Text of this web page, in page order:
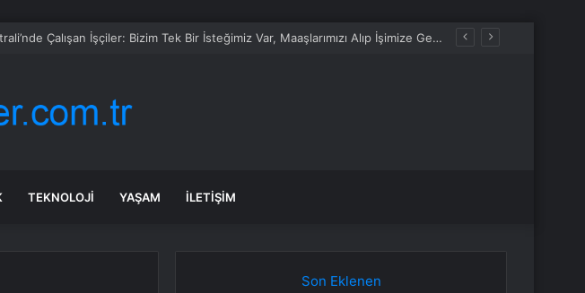
Doruk Madencilik’e Bağlı Yunus Emre Termik Santrali’nde Çalışan İşçiler: Bizim Tek Bir İsteğimiz Var, Maaşlarımızı Alıp İşimize Geri Dönmek
TEKNOLOJI YAŞAM İLETIŞIM
Son Eklenen